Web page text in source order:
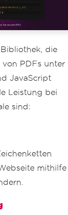
die
von PDFs unter
JavaScript
Leistung bei
sind:
mithilfe